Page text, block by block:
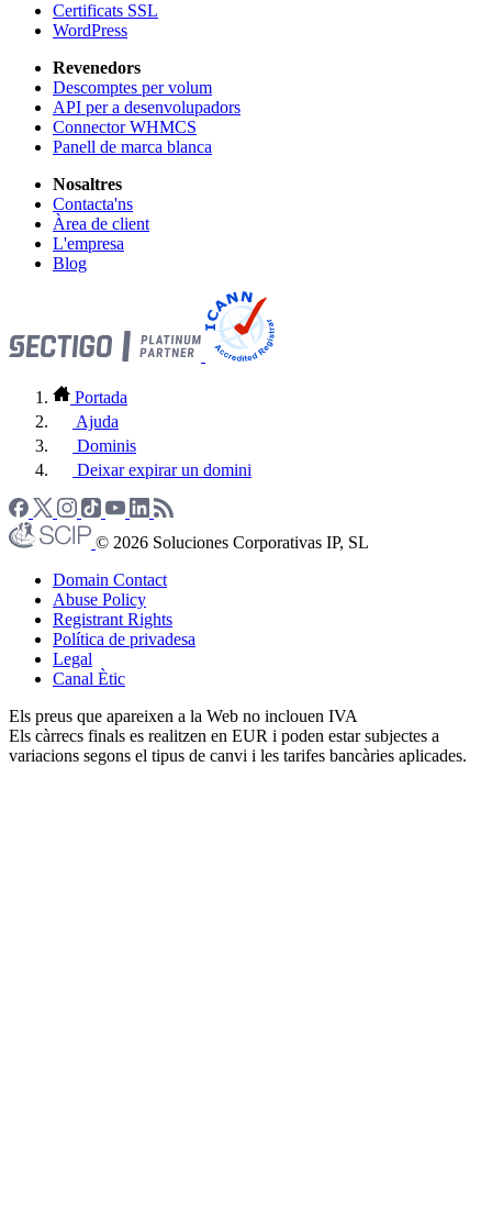
Certificats SSL
WordPress
Revenedors
Descomptes per volum
API per a desenvolupadors
Connector WHMCS
Panell de marca blanca
Nosaltres
Contacta'ns
Àrea de client
L'empresa
Blog
Portada
Ajuda
Dominis
Deixar expirar un domini
© 2026 Soluciones Corporativas IP, SL
Domain Contact
Abuse Policy
Registrant Rights
Política de privadesa
Legal
Canal Ètic
Els preus que apareixen a la Web no inclouen IVA
Els càrrecs finals es realitzen en EUR i poden estar subjectes a
variacions segons el tipus de canvi i les tarifes bancàries aplicades.